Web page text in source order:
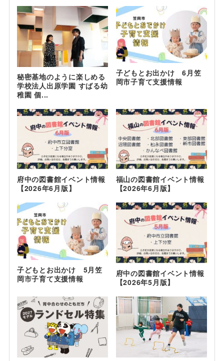
秘密基地のように楽しめる
学校法人出原学園 すばる幼
稚園 個...
子どもとお出かけ 6月笠
岡市子育て支援情報
府中の図書館イベント情報
【2026年6月版】
福山の図書館イベント情報
【2026年6月版】
子どもとお出かけ 5月笠
岡市子育て支援情報
府中の図書館イベント情報
【2026年5月版】